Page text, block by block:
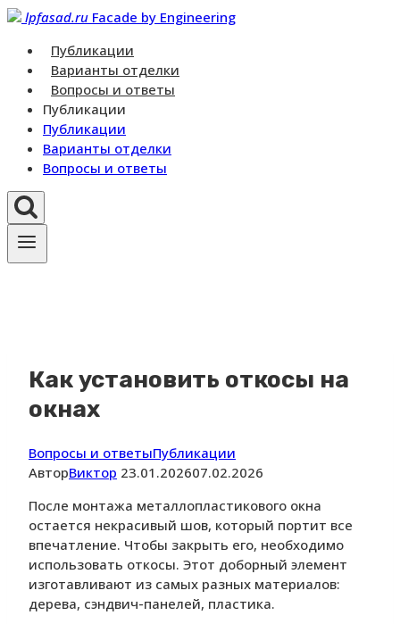
Перейти
контенту
lpfasad.ru Facade by Engineering
Публикации
Варианты отделки
Вопросы и ответы
Публикации
Публикации
Варианты отделки
Вопросы и ответы
Как установить откосы на
окнах
Вопросы и ответыПубликации
АвторВиктор 23.01.202607.02.2026
После монтажа металлопластикового окна
остается некрасивый шов, который портит все
впечатление. Чтобы закрыть его, необходимо
использовать откосы. Этот доборный элемент
изготавливают из самых разных материалов:
дерева, сэндвич-панелей, пластика.